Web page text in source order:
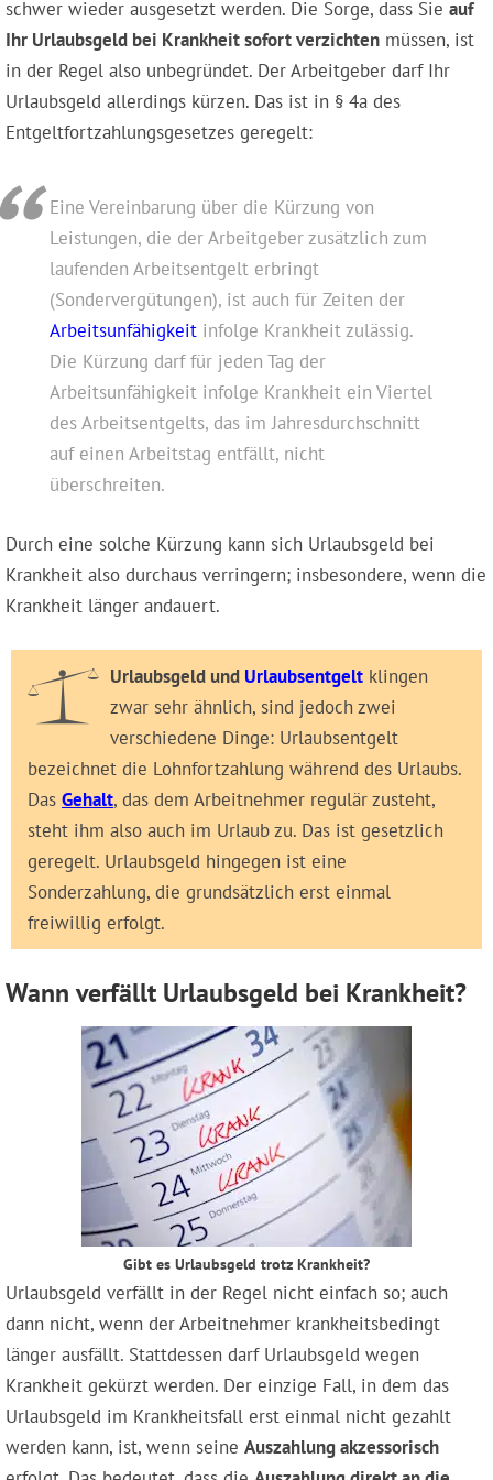
schwer wieder ausgesetzt werden. Die Sorge, dass Sie auf
Ihr Urlaubsgeld bei Krankheit sofort verzichten müssen, ist
in der Regel also unbegründet. Der Arbeitgeber darf Ihr
Urlaubsgeld allerdings kürzen. Das ist in § 4a des
Entgeltfortzahlungsgesetzes geregelt:
Eine Vereinbarung über die Kürzung von
Leistungen, die der Arbeitgeber zusätzlich zum
laufenden Arbeitsentgelt erbringt
(Sondervergütungen), ist auch für Zeiten der
Arbeitsunfähigkeit infolge Krankheit zulässig.
Die Kürzung darf für jeden Tag der
Arbeitsunfähigkeit infolge Krankheit ein Viertel
des Arbeitsentgelts, das im Jahresdurchschnitt
auf einen Arbeitstag entfällt, nicht
überschreiten.
Durch eine solche Kürzung kann sich Urlaubsgeld bei
Krankheit also durchaus verringern; insbesondere, wenn die
Krankheit länger andauert.
Urlaubsgeld und Urlaubsentgelt klingen
zwar sehr ähnlich, sind jedoch zwei
verschiedene Dinge: Urlaubsentgelt
bezeichnet die Lohnfortzahlung während des Urlaubs.
Das Gehalt, das dem Arbeitnehmer regulär zusteht,
steht ihm also auch im Urlaub zu. Das ist gesetzlich
geregelt. Urlaubsgeld hingegen ist eine
Sonderzahlung, die grundsätzlich erst einmal
freiwillig erfolgt.
Wann verfällt Urlaubsgeld bei Krankheit?
Gibt es Urlaubsgeld trotz Krankheit?
Urlaubsgeld verfällt in der Regel nicht einfach so; auch
dann nicht, wenn der Arbeitnehmer krankheitsbedingt
länger ausfällt. Stattdessen darf Urlaubsgeld wegen
Krankheit gekürzt werden. Der einzige Fall, in dem das
Urlaubsgeld im Krankheitsfall erst einmal nicht gezahlt
werden kann, ist, wenn seine Auszahlung akzessorisch